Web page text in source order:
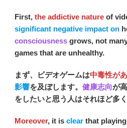
First, the addictive nature of
significant negative impact on
consciousness grows, not
games that are unhealthy.
まず、ビデオゲームは中毒性が
影響を及ぼします。 健康志向が
をしたいと思う人はそれほど多
Moreover, it is clear that